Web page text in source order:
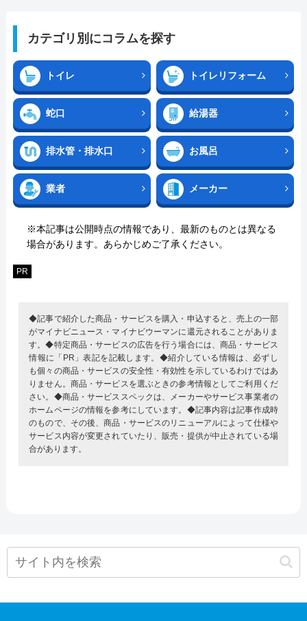
カテゴリ別にコラムを探す
トイレ トイレリフォーム
蛇口 給湯器
排水管・排水口 お風呂
業者 メーカー
※本記事は公開時点の情報であり、最新のものとは異なる
場合があります。あらかじめご了承ください。
PR
◆記事で紹介した商品・サービスを購入・申込すると、売上の一部
がマイナビニュース・マイナビウーマンに還元されることがありま
す。◆特定商品・サービスの広告を行う場合には、商品・サービス
情報に「PR」表記を記載します。◆紹介している情報は、必ずし
も個々の商品・サービスの安全性・有効性を示しているわけではあ
りません。商品・サービスを選ぶときの参考情報としてご利用くだ
さい。◆商品・サービススペックは、メーカーやサービス事業者の
ホームページの情報を参考にしています。◆記事内容は記事作成時
のもので、その後、商品・サービスのリニューアルによって仕様や
サービス内容が変更されていたり、販売・提供が中止されている場
合があります。